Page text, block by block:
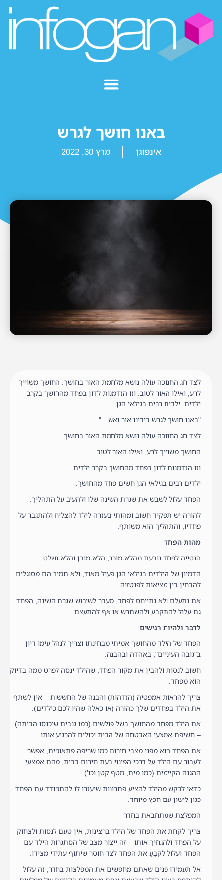
באנו חושך לגרש
אינפוגן מרץ 30, 2022
לצד חג החנוכה עולה נושא מלחמת האור בחושך. החושך משוייך
לרע, ואילו האור לטוב. וזו הזדמנות לדון בפחד מהחושך בקרב
ילדים. ילדים רבים בגילאי הגן
"באנו חושך לגרש בידינו אור ואש…"
לצד חג החנוכה עולה נושא מלחמת האור בחושך.
החושך משוייך לרע, ואילו האור לטוב.
וזו הזדמנות לדון בפחד מהחושך בקרב ילדים.
ילדים רבים בגילאי הגן חשים פחד מהחושך.
הפחד עלול לשבש את שגרת השינה שלו ולהעיב על התהליך.
להורה יש תפקיד חשוב ומהותי בעזרה לילד להצליח ולהתגבר על
פחדיו, והתהליך הוא משותף.
מהות הפחד
הנטייה לפחד נובעת מהלא-מוכר, הלא-מובן והלא-נשלט.
הדמיון של הילדים בגילאי הגן פעיל מאוד, ולא תמיד הם מסוגלים
להבחין בין מציאות לפנטזיה.
אם נתעלם ולא נתייחס לפחד, מעבר לשיבוש שגרת השינה, הפחד
גם עלול להתקבע ולהשתרש או אף להתעצם.
לדבר ולהיות רגישים
הפחד של הילד מהחושך אמיתי מבחינתו וצריך לנהל עימו דיון
ב"גובה העיניים", באהדה ובהבנה.
חשוב לנסות ולהבין את מקור הפחד, שהילד ינסה לפרט ממה בדיוק
הוא מפחד.
צריך להראות אמפטיה (הזדהות) והבנה של החששות – אין לשתף
את הילד בפחדים שלך כהורה (או כאלה שהיו לכם כילדים).
אם הילד מפחד מהחושך בשל פולשים (כמו גנבים שיכנסו הביתה)
– חשיפת אמצעי האבטחה של הבית יכולים להרגיע אותו.
אם הפחד הוא מפני מצבי חירום כמו שריפה פתאומית, אפשר
לעבור עם הילד על דרכי הפינוי בעת חירום בבית, מהם אמצעי
ההגנה הקיימים (כמו מים, מטף קטן וכו').
כדאי לבקש מהילד להציע פתרונות שיעזרו לו להתמודד עם הפחד
כגון לישון עם חפץ מיוחד.
המפלצת שמתחבאת בחדר
צריך לקחת את הפחד של הילד ברצינות, אין טעם לנסות ולצחוק
על הפחד ולהגחיך אותו – זה ייצור מצב של הסתגרות הילד עם
הפחד ועלול לקבֵּעַ את הפחד לצד חוסר שיתוף עתידי מצידו.
אל תעמידו פנים שאתם מחפשים את המפלצות בחדר, זה עלול